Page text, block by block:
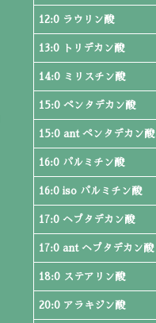
12:0 ラウリン酸
13:0 トリデカン酸
14:0 ミリスチン酸
15:0 ペンタデカン酸
15:0 ant ペンタデカン酸
16:0 パルミチン酸
16:0 iso パルミチン酸
17:0 ヘプタデカン酸
17:0 ant ヘプタデカン酸
18:0 ステアリン酸
20:0 アラキジン酸